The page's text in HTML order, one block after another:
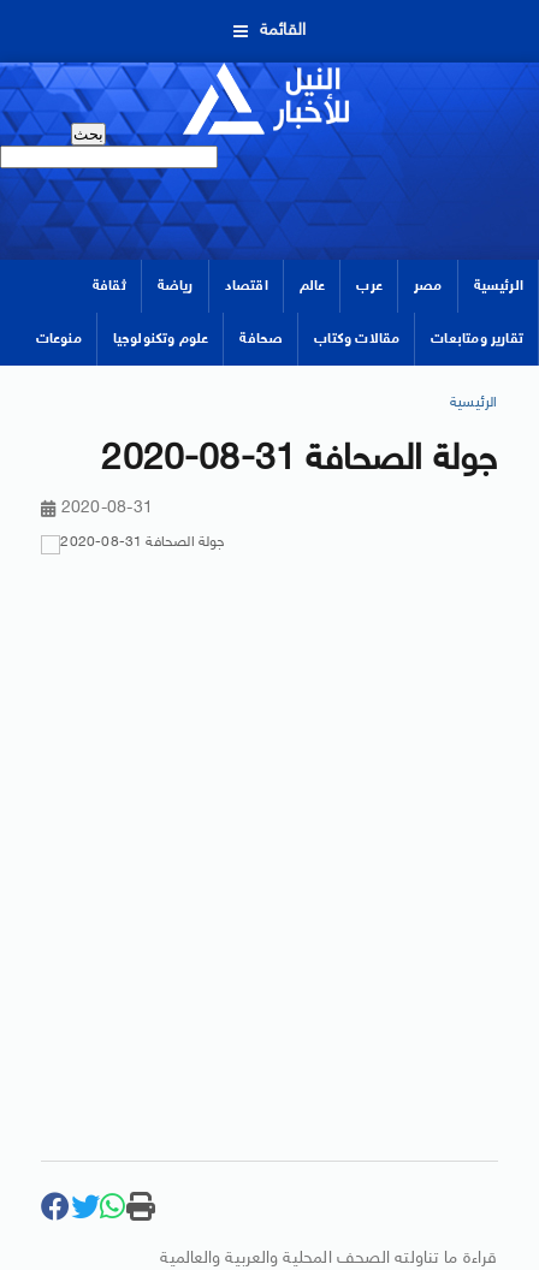
القائمة
الرئيسية مصر عرب عالم اقتصاد رياضة ثقافة
تقارير ومتابعات مقالات وكتاب صحافة علوم وتكنولوجيا منوعات
الرئيسية
جولة الصحافة 31-08-2020
2020-08-31
قراءة ما تناولته الصحف المحلية والعربية والعالمية